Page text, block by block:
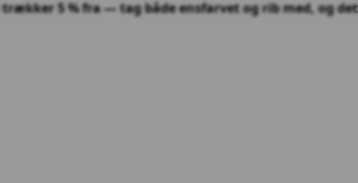
trækker 5 % fra — tag både ensfarvet og rib med, og det